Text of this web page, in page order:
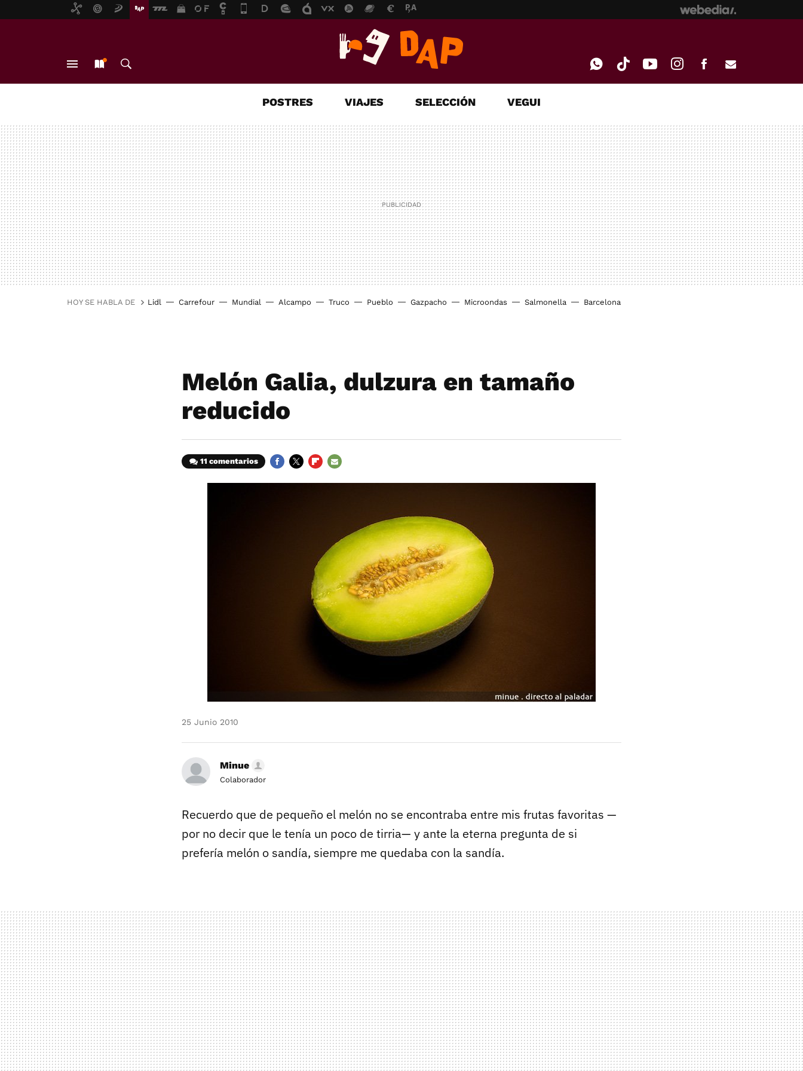
MAIL
POSTRES VIAJES SELECCIÓN VEGUI
HOY SE HABLA DE Lidl Carrefour Mundial Alcampo Truco Pueblo Gazpacho Microondas Salmonella Barcelona
Melón Galia, dulzura en tamaño
reducido
11 comentarios
25 Junio 2010
Minue
Colaborador
Recuerdo que de pequeño el melón no se encontraba entre mis frutas favoritas —
por no decir que le tenía un poco de tirria— y ante la eterna pregunta de si
prefería melón o sandía, siempre me quedaba con la sandía.